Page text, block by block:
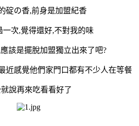
碇の香,前身是加盟紀香
一次,覺得還好,不對我的味
該是擺脫加盟獨立出來了吧?
近感覺他們家門口都有不少人在等餐
說再來吃看看好了